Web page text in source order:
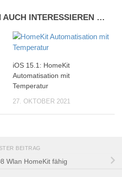
AUCH INTERESSIEREN …
iOS 15.1: HomeKit
Automatisation mit
Temperatur
27. OKTOBER 2021
BEITRAG
Wlan HomeKit fähig